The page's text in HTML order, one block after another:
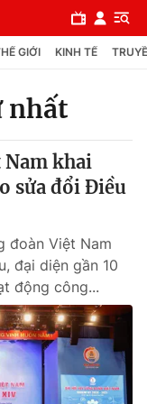
GIỚI KINH TẾ
nhất
Nam khai
sửa đổi Điều
đoàn Việt Nam
đại diện gần 10
động công...